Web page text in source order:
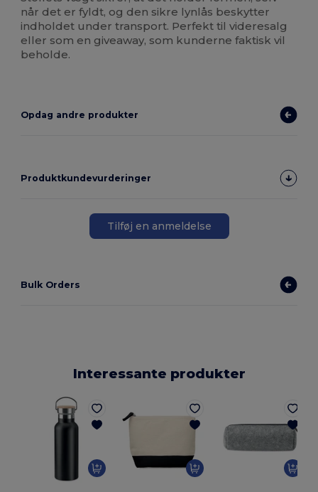
når det er fyldt, og den sikre lynlås beskytter
indholdet under transport. Perfekt til videresalg
eller som en giveaway, som kunderne faktisk vil
beholde.
Opdag andre produkter
Produktkundevurderinger
Tilføj en anmeldelse
Bulk Orders
Interessante produkter